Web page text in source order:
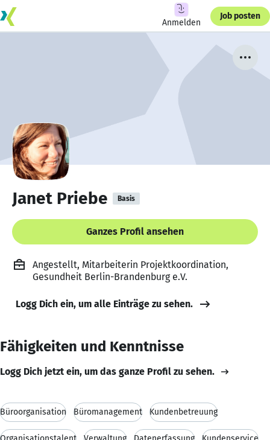
Anmelden
Job posten
Janet Priebe Basis
Ganzes Profil ansehen
Angestellt, Mitarbeiterin Projektkoordination,
Gesundheit Berlin-Brandenburg e.V.
Logg Dich ein, um alle Einträge zu sehen.
Fähigkeiten und Kenntnisse
Logg Dich jetzt ein, um das ganze Profil zu sehen.
Büroorganisation Büromanagement Kundenbetreuung